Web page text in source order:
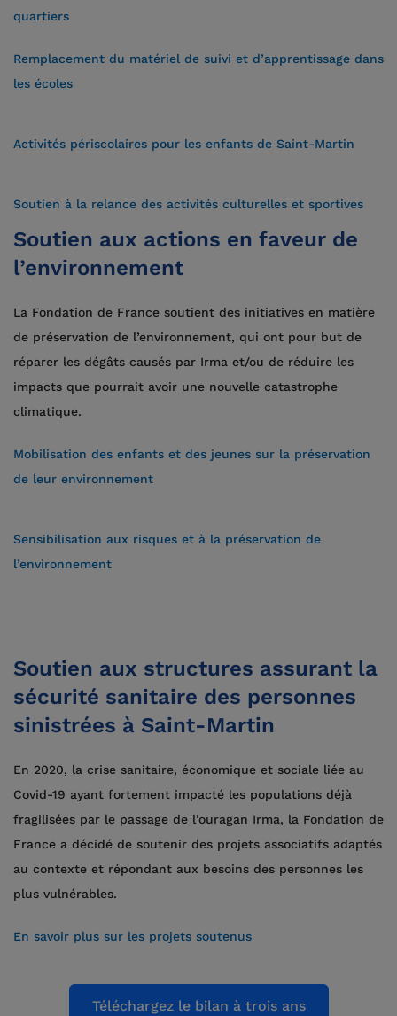
quartiers
Remplacement du matériel de suivi et d’apprentissage dans
les écoles
Activités périscolaires pour les enfants de Saint-Martin
Soutien à la relance des activités culturelles et sportives
Soutien aux actions en faveur de
l’environnement
La Fondation de France soutient des initiatives en matière
de préservation de l’environnement, qui ont pour but de
réparer les dégâts causés par Irma et/ou de réduire les
impacts que pourrait avoir une nouvelle catastrophe
climatique.
Mobilisation des enfants et des jeunes sur la préservation
de leur environnement
Sensibilisation aux risques et à la préservation de
l’environnement
Soutien aux structures assurant la
sécurité sanitaire des personnes
sinistrées à Saint-Martin
En 2020, la crise sanitaire, économique et sociale liée au
Covid-19 ayant fortement impacté les populations déjà
fragilisées par le passage de l’ouragan Irma, la Fondation de
France a décidé de soutenir des projets associatifs adaptés
au contexte et répondant aux besoins des personnes les
plus vulnérables.
En savoir plus sur les projets soutenus
Téléchargez le bilan à trois ans